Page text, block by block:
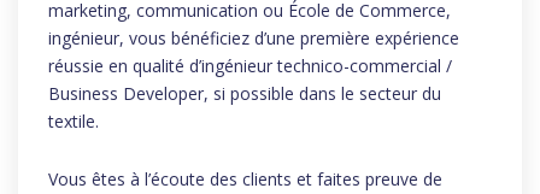
marketing, communication ou École de Commerce,
ingénieur, vous bénéficiez d’une première expérience
réussie en qualité d’ingénieur technico-commercial /
Business Developer, si possible dans le secteur du
textile.
Vous êtes à l’écoute des clients et faites preuve de